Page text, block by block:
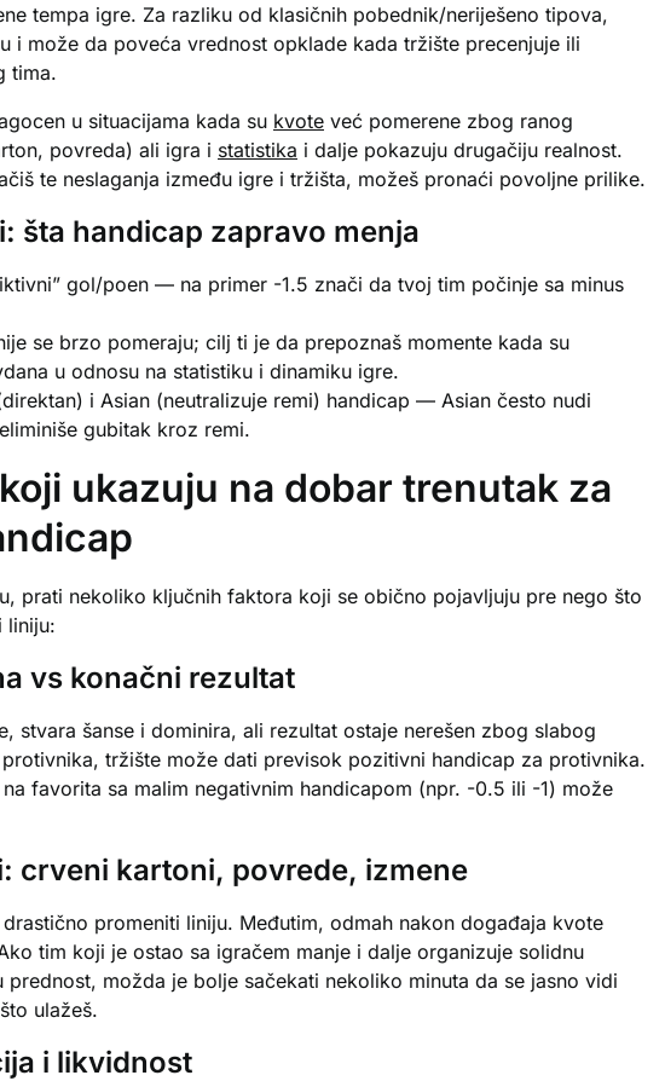
tempa igre. Za razliku od klasičnih pobednik/neriješeno tipova,
i može da poveća vrednost opklade kada tržište precenjuje ili
tima.
u situacijama kada su kvote već pomerene zbog ranog
povreda) ali igra i statistika i dalje pokazuju drugačiju realnost.
te neslaganja između igre i tržišta, možeš pronaći povoljne prilike.
šta handicap zapravo menja
gol/poen — na primer -1.5 znači da tvoj tim počinje sa minus
se brzo pomeraju; cilj ti je da prepoznaš momente kada su
u odnosu na statistiku i dinamiku igre.
i Asian (neutralizuje remi) handicap — Asian često nudi
gubitak kroz remi.
ukazuju na dobar trenutak za
prati nekoliko ključnih faktora koji se obično pojavljuju pre nego što
liniju:
vs konačni rezultat
stvara šanse i dominira, ali rezultat ostaje nerešen zbog slabog
tržište može dati previsok pozitivni handicap za protivnika.
favorita sa malim negativnim handicapom (npr. -0.5 ili -1) može
crveni kartoni, povrede, izmene
promeniti liniju. Međutim, odmah nakon događaja kvote
tim koji je ostao sa igračem manje i dalje organizuje solidnu
možda je bolje sačekati nekoliko minuta da se jasno vidi
ulažeš.
i likvidnost